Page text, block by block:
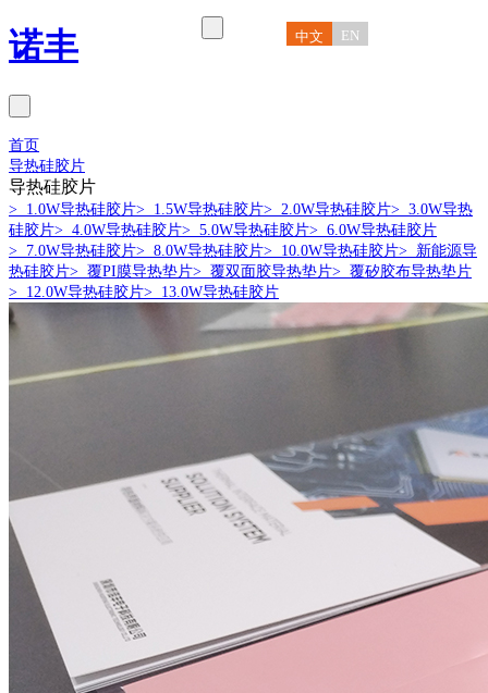
诺丰 中文 EN
首页
导热硅胶片
导热硅胶片
> 1.0W导热硅胶片> 1.5W导热硅胶片> 2.0W导热硅胶片> 3.0W导热
硅胶片> 4.0W导热硅胶片> 5.0W导热硅胶片> 6.0W导热硅胶片
> 7.0W导热硅胶片> 8.0W导热硅胶片> 10.0W导热硅胶片> 新能源导
热硅胶片> 覆PI膜导热垫片> 覆双面胶导热垫片> 覆矽胶布导热垫片
> 12.0W导热硅胶片> 13.0W导热硅胶片